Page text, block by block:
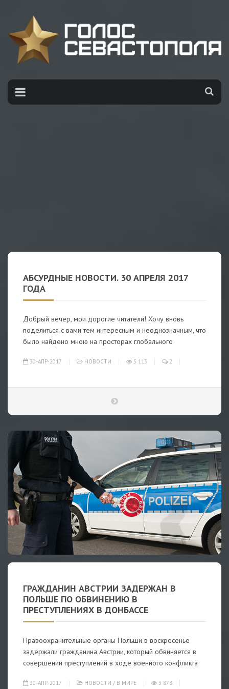
АБСУРДНЫЕ НОВОСТИ. 30 АПРЕЛЯ 2017
ГОДА
Добрый вечер, мои дорогие читатели! Хочу вновь
поделиться с вами тем интересным и неоднозначным, что
было найдено мною на просторах глобального
30-АПР-2017 НОВОСТИ 5 113 2
ГРАЖДАНИН АВСТРИИ ЗАДЕРЖАН В
ПОЛЬШЕ ПО ОБВИНЕНИЮ В
ПРЕСТУПЛЕНИЯХ В ДОНБАССЕ
Правоохранительные органы Польши в воскресенье
задержали гражданина Австрии, который обвиняется в
совершении преступлений в ходе военного конфликта
30-АПР-2017 НОВОСТИ / В МИРЕ 3 878